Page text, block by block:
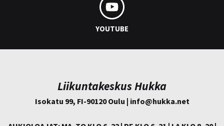
YOUTUBE
Liikuntakeskus Hukka
Isokatu 99, FI-90120 Oulu | info@hukka.net